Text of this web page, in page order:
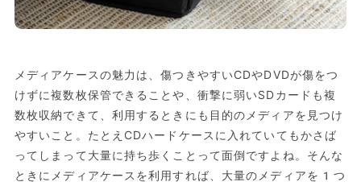
メディアケースの魅力は、傷つきやすいCDやDVDが傷をつ
けずに複数枚保管できることや、衝撃に弱いSDカードも複
数枚収納できて、利用するときにも目的のメディアを見つけ
やすいこと。たとえCDハードケースに入れていてもかさば
ってしまって大量に持ち歩くことって面倒ですよね。そんな
ときにメディアケースを利用すれば、大量のメディアを1つ